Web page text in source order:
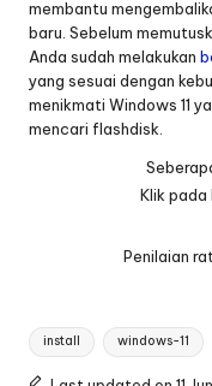
membantu
baru. Sebelum
Anda sudah melakukan
yang sesuai dengan
menikmati Windows 11
mencari flashdisk.
Klik pada
Penilaian
Tags:
install windows-11